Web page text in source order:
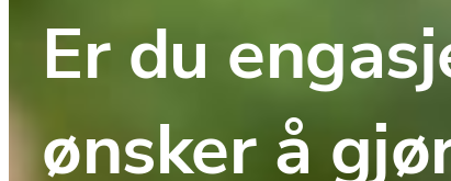
Er du
ønsker å